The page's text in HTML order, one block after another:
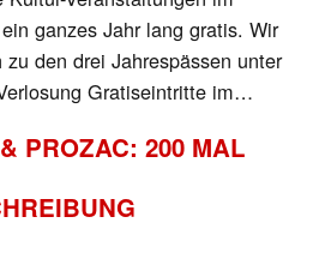
ganzes Jahr lang gratis. Wir
den drei Jahrespässen unter
Gratiseintritte im…
PROZAC: 200 MAL